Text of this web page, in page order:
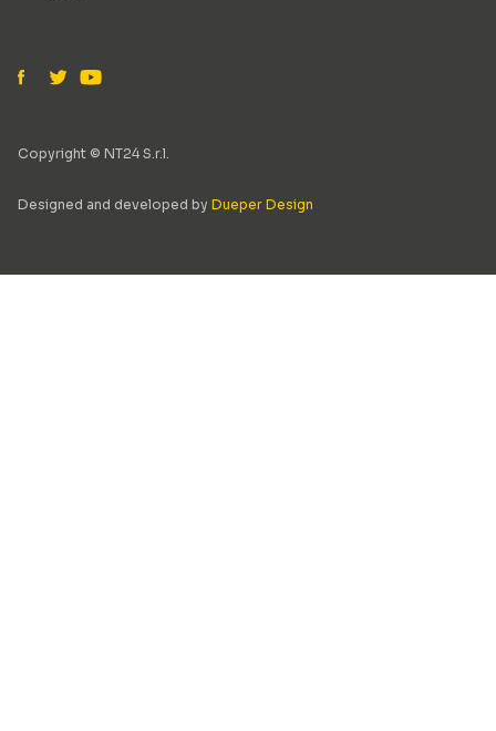
Copyright © NT24 S.r.l.
Designed and developed by Dueper Design